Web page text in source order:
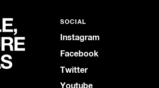
SOCIAL
Instagram
Facebook
Twitter
Youtube